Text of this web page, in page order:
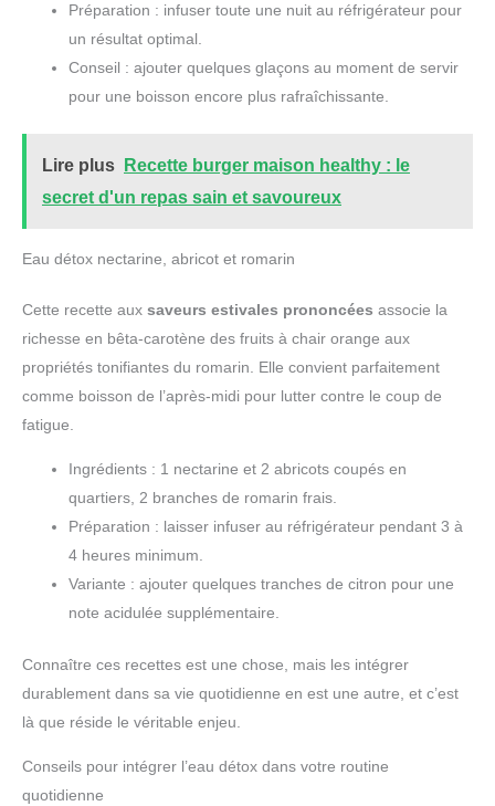
Préparation : infuser toute une nuit au réfrigérateur pour
un résultat optimal.
Conseil : ajouter quelques glaçons au moment de servir
pour une boisson encore plus rafraîchissante.
Lire plus
Recette burger maison healthy : le
secret d'un repas sain et savoureux
Eau détox nectarine, abricot et romarin
Cette recette aux saveurs estivales prononcées associe la
richesse en bêta-carotène des fruits à chair orange aux
propriétés tonifiantes du romarin. Elle convient parfaitement
comme boisson de l’après-midi pour lutter contre le coup de
fatigue.
Ingrédients : 1 nectarine et 2 abricots coupés en
quartiers, 2 branches de romarin frais.
Préparation : laisser infuser au réfrigérateur pendant 3 à
4 heures minimum.
Variante : ajouter quelques tranches de citron pour une
note acidulée supplémentaire.
Connaître ces recettes est une chose, mais les intégrer
durablement dans sa vie quotidienne en est une autre, et c’est
là que réside le véritable enjeu.
Conseils pour intégrer l’eau détox dans votre routine
quotidienne